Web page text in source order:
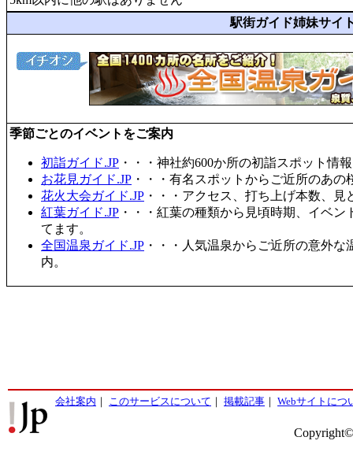
駅街ガイド姉妹サイ
季節ごとのイベントをご案内
初詣ガイド.JP ・・・神社約600か所の初詣スポット情
お花見ガイド.JP ・・・有名スポットからご近所のあ
花火大会ガイド.JP ・・・アクセス、打ち上げ本数、
紅葉ガイド.JP ・・・紅葉の種類から見頃時期、イベ
てます。
全国温泉ガイド.JP ・・・人気温泉からご近所の意外
内。
会社案内 ｜ このサービスについて ｜ 掲載記事 ｜ Webサイトにつ